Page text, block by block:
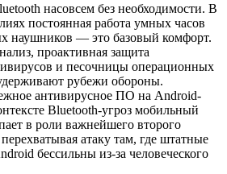
насовсем без необходимости. В
постоянная работа умных часов
наушников — это базовый комфорт.
проактивная защита
и песочницы операционных
рубежи обороны.
антивирусное ПО на Android-
Bluetooth-угроз мобильный
в роли важнейшего второго
атаку там, где штатные
бессильны из-за человеческого